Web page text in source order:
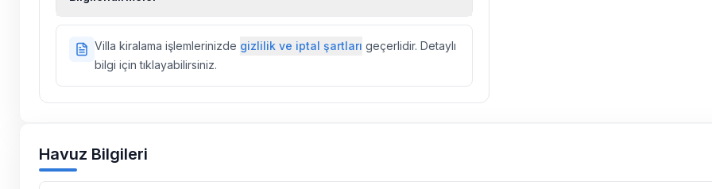
ilaçlama yapılmaktadır. Buna rağmen çevrede kelebek, böcek, sinek
vs. bulunma ihtimali vardır.
Villalarımızın bulunmuş olduğu bölgelerde dönemsel olarak altyapı
Villa kiralama işlemlerinizde gizlilik ve iptal şartları geçerlidir. Detaylı
bilgi için tıklayabilirsiniz.
Havuz Bilgileri